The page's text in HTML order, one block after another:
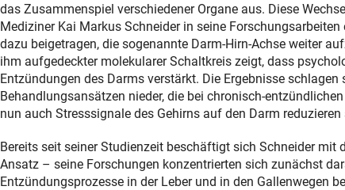
das Zusammenspiel verschiedener Organe aus. Diese
Mediziner Kai Markus Schneider in seine
dazu beigetragen, die sogenannte Darm-Hirn-Achse weiter
ihm aufgedeckter molekularer Schaltkreis zeigt, dass
Entzündungen des Darms verstärkt. Die Ergebnisse schlagen
Behandlungsansätzen nieder, die bei chronisch-
nun auch Stresssignale des Gehirns auf den Darm reduzieren
Bereits seit seiner Studienzeit beschäftigt sich Schneider mit
Ansatz – seine Forschungen konzentrierten sich zunächst
Entzündungsprozesse in der Leber und in den Gallenwegen